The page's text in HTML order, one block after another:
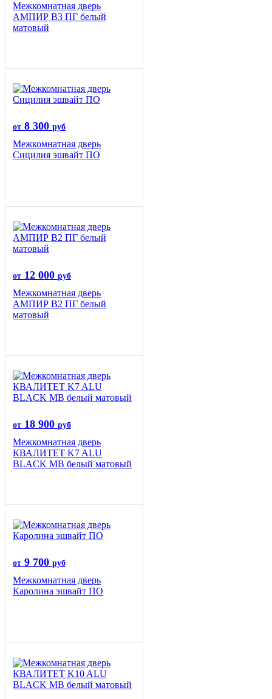
Межкомнатная дверь
АМПИР В3 ПГ белый
матовый
от 8 300 руб
Межкомнатная дверь
Сицилия эшвайт ПО
от 12 000 руб
Межкомнатная дверь
АМПИР В2 ПГ белый
матовый
от 18 900 руб
Межкомнатная дверь
КВАЛИТЕТ K7 ALU
BLACK MB белый матовый
от 9 700 руб
Межкомнатная дверь
Каролина эшвайт ПО